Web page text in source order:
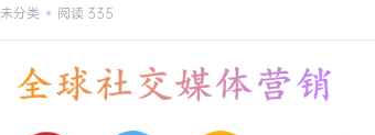
未分类 阅读 335